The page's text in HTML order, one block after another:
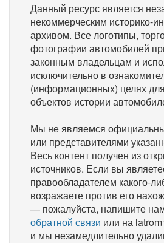
Данный ресурс является
некоммерческим историко-
архивом. Все логотипы,
фотографии автомобилей
законным владельцам и
исключительно в
(информационных) целях
объектов истории
Мы не являемся
или представителями
Весь контент получен из
источников. Если вы
правообладателем какого-
возражаете против его
— пожалуйста, напишите
обратной связи или на
и мы незамедлительно